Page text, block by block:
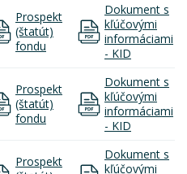
Prospekt
(štatút)
fondu
Dokument s
kľúčovými
informáciami
- KID
Prospekt
(štatút)
fondu
Dokument s
kľúčovými
informáciami
- KID
Prospekt
Dokument s
kľúčovými